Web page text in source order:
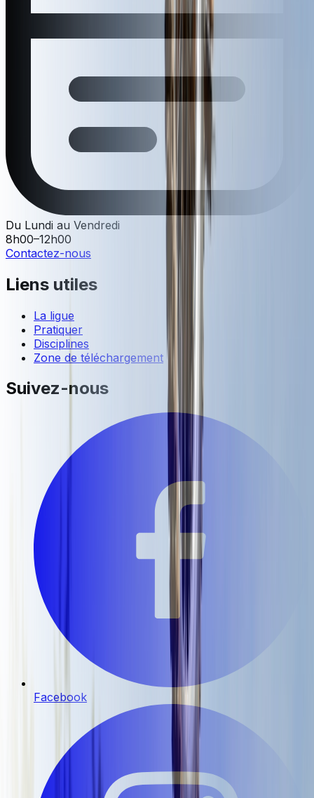
Du Lundi au Vendredi
8h00–12h00
Contactez-nous
Liens utiles
La ligue
Pratiquer
Disciplines
Zone de téléchargement
Suivez-nous
Facebook